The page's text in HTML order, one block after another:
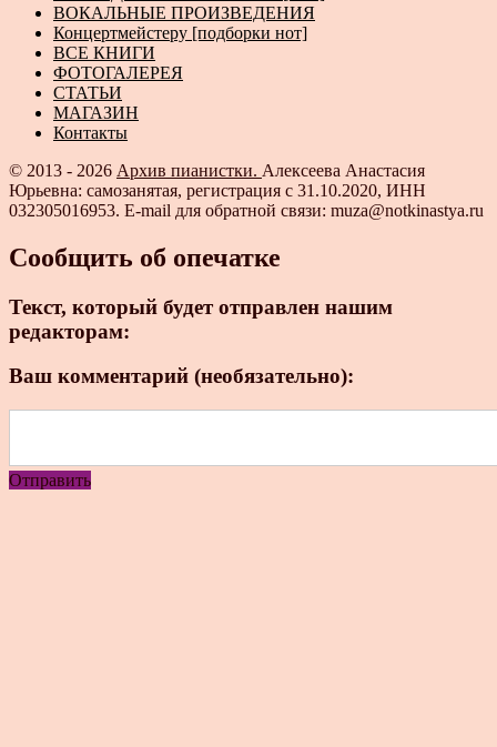
ВОКАЛЬНЫЕ ПРОИЗВЕДЕНИЯ
Концертмейстеру [подборки нот]
ВСЕ КНИГИ
ФОТОГАЛЕРЕЯ
СТАТЬИ
МАГАЗИН
Контакты
© 2013 - 2026 Архив пианистки. Алексеева Анастасия
Юрьевна: самозанятая, регистрация с 31.10.2020, ИНН
032305016953. E-mail для обратной связи: muza@notkinastya.ru
Сообщить об опечатке
Текст, который будет отправлен нашим
редакторам:
Ваш комментарий (необязательно):
Отправить